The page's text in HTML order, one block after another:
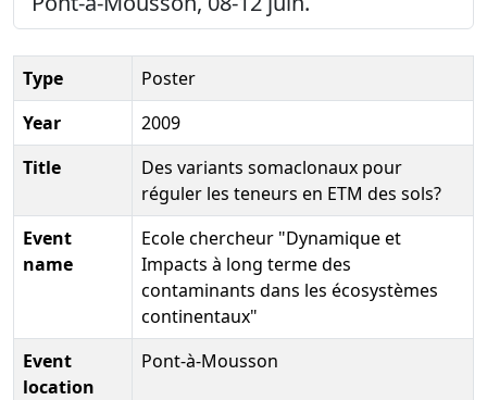
Type
Poster
Year
2009
Title
Des variants somaclonaux pour
réguler les teneurs en ETM des sols?
Event
name
Ecole chercheur "Dynamique et
Impacts à long terme des
contaminants dans les écosystèmes
continentaux"
Event
location
Pont-à-Mousson